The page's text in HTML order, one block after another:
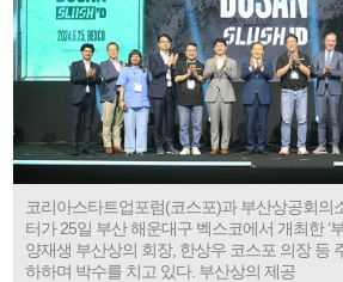
코리아스타트업포럼(코스포)과 부산상공회의
터가 25일 부산 해운대구 벡스코에서 개최한 ‘
양재생 부산상의 회장, 한상우 코스포 의장 등
하하며 박수를 치고 있다. 부산상의 제공